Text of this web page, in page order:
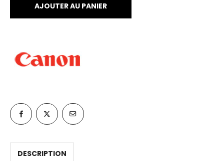
AJOUTER AU PANIER
DESCRIPTION